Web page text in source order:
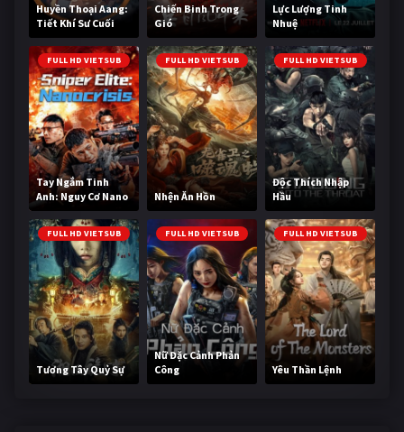
Huyền Thoại Aang:
Tiết Khí Sư Cuối
Cùng
Chiến Binh Trong
Gió
Lực Lượng Tinh
Nhuệ
FULL HD VIETSUB
Tay Ngắm Tinh
Anh: Nguy Cơ Nano
FULL HD VIETSUB
Nhện Ăn Hồn
FULL HD VIETSUB
Độc Thích Nhập
Hầu
FULL HD VIETSUB
Tương Tây Quỷ Sự
FULL HD VIETSUB
Nữ Đặc Cảnh Phản
Công
FULL HD VIETSUB
Yêu Thần Lệnh